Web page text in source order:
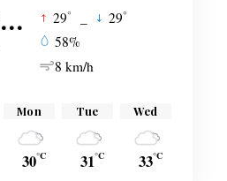
Hyderabad 29° 29°
58%
8 km/h
Mon
30°C
Tue
31°C
Wed
33°C